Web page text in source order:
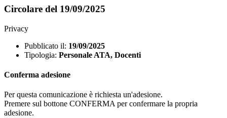
Circolare del 19/09/2025
Privacy
Pubblicato il: 19/09/2025
Tipologia: Personale ATA, Docenti
Conferma adesione
Per questa comunicazione è richiesta un'adesione.
Premere sul bottone CONFERMA per confermare la propria
adesione.